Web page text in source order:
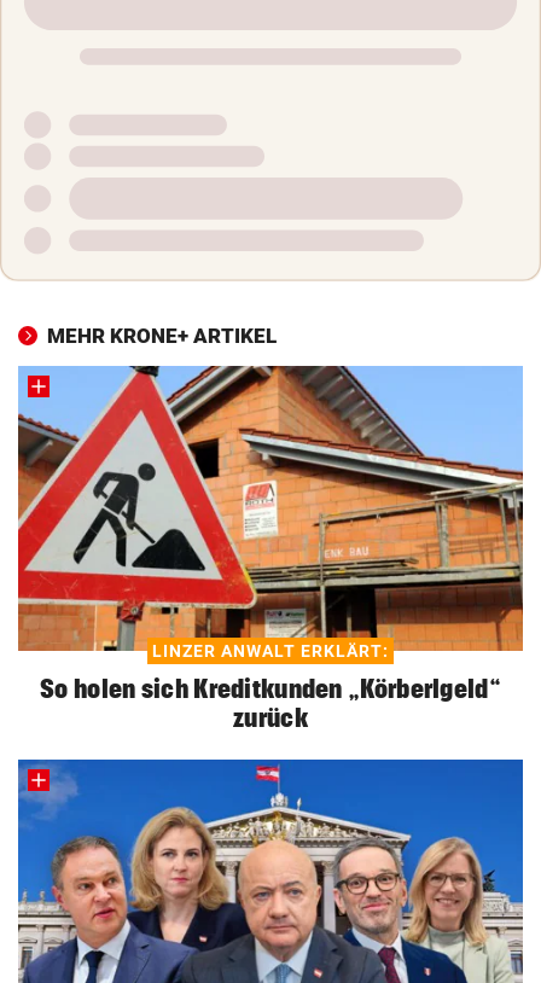
MEHR KRONE+ ARTIKEL
LINZER ANWALT ERKLÄRT:
So holen sich Kreditkunden „Körberlgeld“
zurück